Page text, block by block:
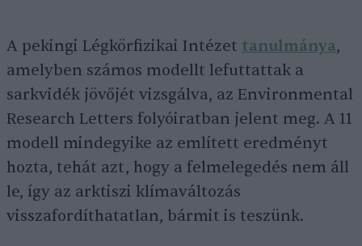
A pekingi Légkörfizikai Intézet tanulmánya,
amelyben számos modellt lefuttattak a
sarkvidék jövőjét vizsgálva, az Environmental
Research Letters folyóiratban jelent meg. A 11
modell mindegyike az említett eredményt
hozta, tehát azt, hogy a felmelegedés nem áll
le, így az arktiszi klímaváltozás
visszafordíthatatlan, bármit is teszünk.